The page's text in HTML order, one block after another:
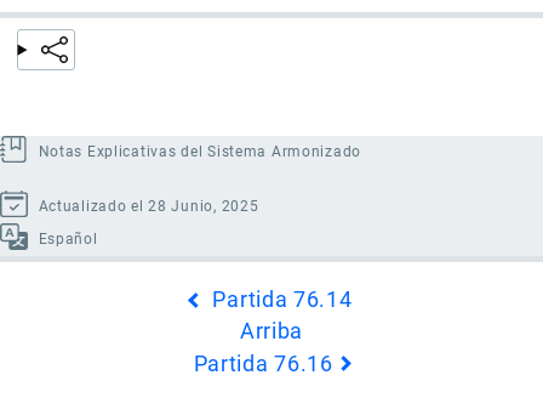
Notas Explicativas del Sistema Armonizado
Actualizado el 28 Junio, 2025
Español
Partida 76.14
Arriba
Partida 76.16